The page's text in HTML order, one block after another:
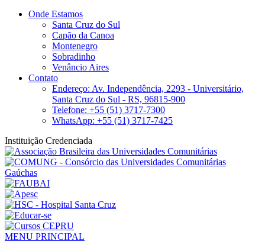
Onde Estamos
Santa Cruz do Sul
Capão da Canoa
Montenegro
Sobradinho
Venâncio Aires
Contato
Endereço: Av. Independência, 2293 - Universitário,
Santa Cruz do Sul - RS, 96815-900
Telefone: +55 (51) 3717-7300
WhatsApp: +55 (51) 3717-7425
Instituição Credenciada
MENU PRINCIPAL